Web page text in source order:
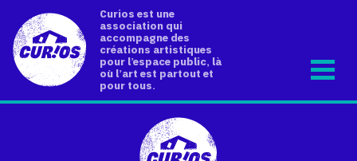
Curios est une
association qui
accompagne des
créations artistiques
pour l’espace public, là
où l’art est partout et
pour tous.